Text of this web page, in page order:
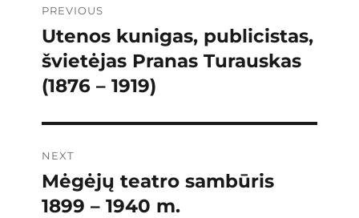
navigation
PREVIOUS
Previous
post:
Utenos kunigas, publicistas,
švietėjas Pranas Turauskas
(1876 – 1919)
NEXT
Next
post:
Mėgėjų teatro sambūris
1899 – 1940 m.